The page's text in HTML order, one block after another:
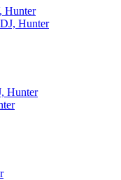
Hunter
Hunter